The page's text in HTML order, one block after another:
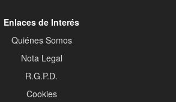
Enlaces de Interés
Quiénes Somos
Nota Legal
R.G.P.D.
Cookies